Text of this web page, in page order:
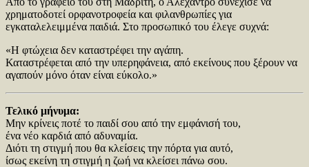
χρηματοδοτεί ορφανοτροφεία και φιλανθρωπίες για
εγκαταλελειμμένα παιδιά. Στο προσωπικό του έλεγε συχνά:
«Η φτώχεια δεν καταστρέφει την αγάπη.
Καταστρέφεται από την υπερηφάνεια, από εκείνους που ξέρουν να
αγαπούν μόνο όταν είναι εύκολο.»
Τελικό μήνυμα:
Μην κρίνεις ποτέ το παιδί σου από την εμφάνισή του,
ένα νέο καρδιά από αδυναμία.
Διότι τη στιγμή που θα κλείσεις την πόρτα για αυτό,
ίσως εκείνη τη στιγμή η ζωή να κλείσει πάνω σου.